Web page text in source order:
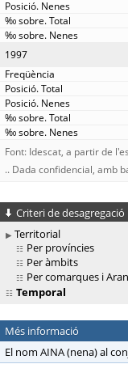
1997
Font: Idescat, a partir de
.. Dada confidencial, amb
Criteri de desagregació
Territorial
Per províncies
Per àmbits
Per comarques i Aran
Temporal
Més informació
El nom AINA (nena) al